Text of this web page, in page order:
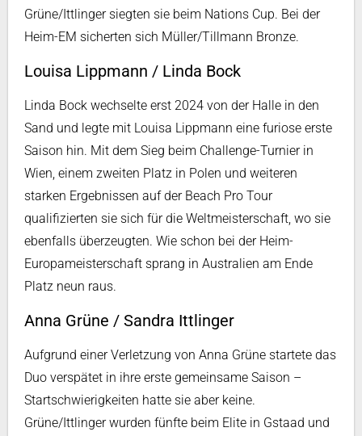
Grüne/Ittlinger siegten sie beim Nations Cup. Bei der
Heim-EM sicherten sich Müller/Tillmann Bronze.
Louisa Lippmann / Linda Bock
Linda Bock wechselte erst 2024 von der Halle in den
Sand und legte mit Louisa Lippmann eine furiose erste
Saison hin. Mit dem Sieg beim Challenge-Turnier in
Wien, einem zweiten Platz in Polen und weiteren
starken Ergebnissen auf der Beach Pro Tour
qualifizierten sie sich für die Weltmeisterschaft, wo sie
ebenfalls überzeugten. Wie schon bei der Heim-
Europameisterschaft sprang in Australien am Ende
Platz neun raus.
Anna Grüne / Sandra Ittlinger
Aufgrund einer Verletzung von Anna Grüne startete das
Duo verspätet in ihre erste gemeinsame Saison –
Startschwierigkeiten hatte sie aber keine.
Grüne/Ittlinger wurden fünfte beim Elite in Gstaad und